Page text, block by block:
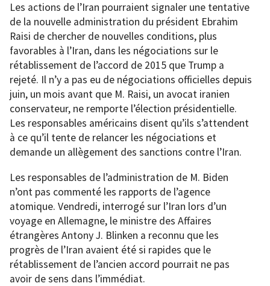
Les actions de l’Iran pourraient signaler une tentative
de la nouvelle administration du président Ebrahim
Raisi de chercher de nouvelles conditions, plus
favorables à l’Iran, dans les négociations sur le
rétablissement de l’accord de 2015 que Trump a
rejeté. Il n’y a pas eu de négociations officielles depuis
juin, un mois avant que M. Raisi, un avocat iranien
conservateur, ne remporte l’élection présidentielle.
Les responsables américains disent qu’ils s’attendent
à ce qu’il tente de relancer les négociations et
demande un allègement des sanctions contre l’Iran.
Les responsables de l’administration de M. Biden
n’ont pas commenté les rapports de l’agence
atomique. Vendredi, interrogé sur l’Iran lors d’un
voyage en Allemagne, le ministre des Affaires
étrangères Antony J. Blinken a reconnu que les
progrès de l’Iran avaient été si rapides que le
rétablissement de l’ancien accord pourrait ne pas
avoir de sens dans l’immédiat.